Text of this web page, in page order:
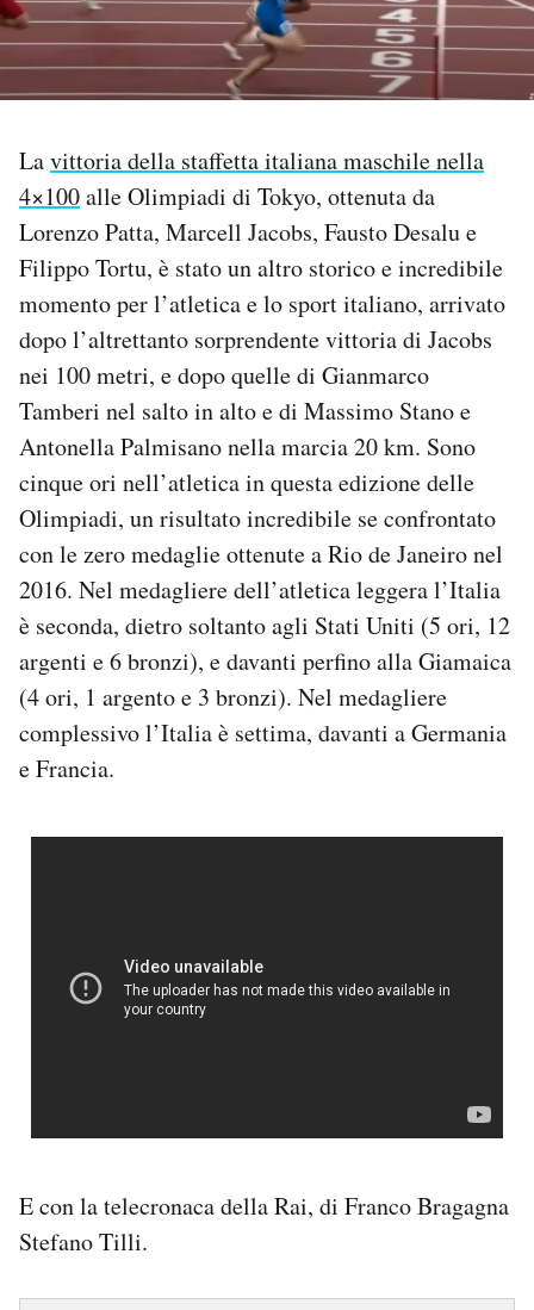
PODCAST
I MIEI PREFERITI
SHOP
AREA PERSONALE
Area Personale
Newsletter
Notifiche mobile
Regala il Post
Hai bisogno di aiuto?
Lavittoria della staffetta italiana maschile nella
4×100alle Olimpiadi di Tokyo, ottenuta da
Lorenzo Patta, Marcell Jacobs, Fausto Desalu e
Filippo Tortu, è stato un altro storico e incredibile
momento per l’atletica e lo sport italiano, arrivato
dopo l’altrettanto sorprendente vittoria di Jacobs
nei 100 metri, e dopo quelle di Gianmarco
Tamberi nel salto in alto e di Massimo Stano e
Antonella Palmisano nella marcia 20 km. Sono
cinque ori nell’atletica in questa edizione delle
Olimpiadi, un risultato incredibile se confrontato
con le zero medaglie ottenute a Rio de Janeiro nel
2016. Nel medagliere dell’atletica leggera l’Italia
è seconda, dietro soltanto agli Stati Uniti (5 ori, 12
argenti e 6 bronzi), e davanti perfino alla Giamaica
(4 ori, 1 argento e 3 bronzi). Nel medagliere
complessivo l’Italia è settima, davanti a Germania
e Francia.
E con la telecronaca della Rai, di Franco Bragagna
Stefano Tilli.